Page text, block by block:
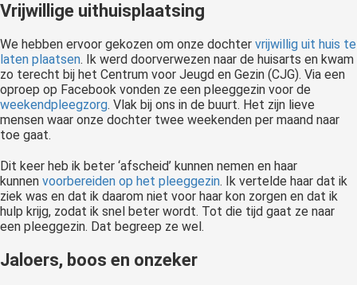
Vrijwillige uithuisplaatsing
We hebben ervoor gekozen om onze dochter vrijwillig uit huis te
laten plaatsen. Ik werd doorverwezen naar de huisarts en kwam
zo terecht bij het Centrum voor Jeugd en Gezin (CJG). Via een
oproep op Facebook vonden ze een pleeggezin voor de
weekendpleegzorg. Vlak bij ons in de buurt. Het zijn lieve
mensen waar onze dochter twee weekenden per maand naar
toe gaat.
Dit keer heb ik beter ‘afscheid’ kunnen nemen en haar
kunnen voorbereiden op het pleeggezin. Ik vertelde haar dat ik
ziek was en dat ik daarom niet voor haar kon zorgen en dat ik
hulp krijg, zodat ik snel beter wordt. Tot die tijd gaat ze naar
een pleeggezin. Dat begreep ze wel.
Jaloers, boos en onzeker